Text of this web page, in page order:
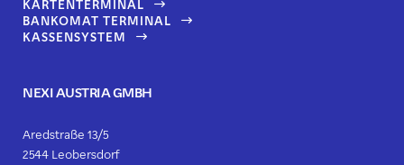
KARTENTERMINAL
BANKOMAT TERMINAL
KASSENSYSTEM
NEXI AUSTRIA GMBH
Aredstraße 13/5
2544 Leobersdorf